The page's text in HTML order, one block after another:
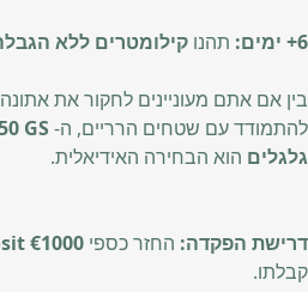
6+ ימים: תהנו קילומטרים ללא
בין אם אתם מעוניינים לחקור את אתונה,
להתמודד עם שטחים הרריים, ה-GS
גלגלים הוא הבחירה האידיאלית.
דרישת הפקדה: החזר כספי €1000 security deposit
קבלתו.